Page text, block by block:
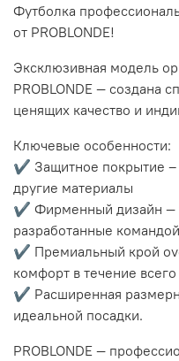
Футболка
от PROBLONDE!
Эксклюзивная модель
PROBLONDE — создана
ценящих качество и
Ключевые особенности:
✔ Защитное покрытие –
другие материалы
✔ Фирменный дизайн —
разработанные командой
✔ Премиальный крой
комфорт в течение
✔ Расширенная
идеальной посадки.
PROBLONDE —